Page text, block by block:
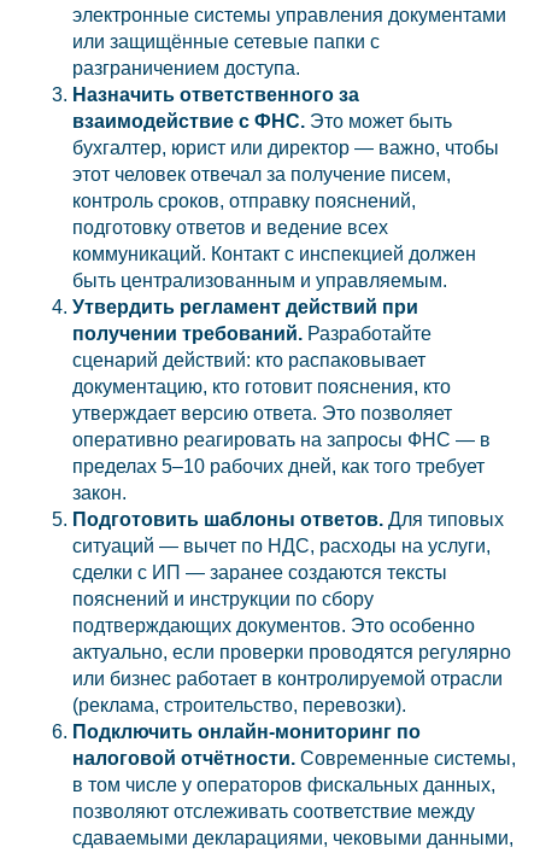
электронные системы управления документами
или защищённые сетевые папки с
разграничением доступа.
Назначить ответственного за
взаимодействие с ФНС. Это может быть
бухгалтер, юрист или директор — важно, чтобы
этот человек отвечал за получение писем,
контроль сроков, отправку пояснений,
подготовку ответов и ведение всех
коммуникаций. Контакт с инспекцией должен
быть централизованным и управляемым.
Утвердить регламент действий при
получении требований. Разработайте
сценарий действий: кто распаковывает
документацию, кто готовит пояснения, кто
утверждает версию ответа. Это позволяет
оперативно реагировать на запросы ФНС — в
пределах 5–10 рабочих дней, как того требует
закон.
Подготовить шаблоны ответов. Для типовых
ситуаций — вычет по НДС, расходы на услуги,
сделки с ИП — заранее создаются тексты
пояснений и инструкции по сбору
подтверждающих документов. Это особенно
актуально, если проверки проводятся регулярно
или бизнес работает в контролируемой отрасли
(реклама, строительство, перевозки).
Подключить онлайн-мониторинг по
налоговой отчётности. Современные системы,
в том числе у операторов фискальных данных,
позволяют отслеживать соответствие между
сдаваемыми декларациями, чековыми данными,